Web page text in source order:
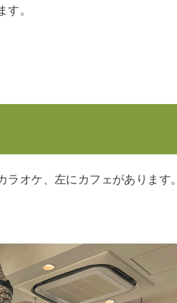
。
オケ、左にカフェがあります。